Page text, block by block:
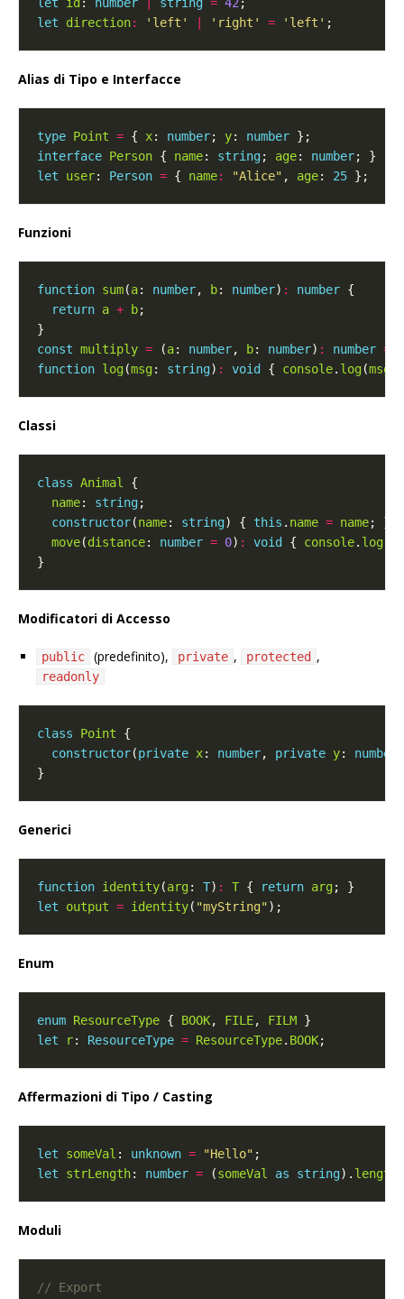
let
direction: 'left' 'right' = 'left'
Alias di Tipo e Interfacce
type Point = { x: number; y: number
interface Person { name: string; age: number
let
user: Person = { name: "Alice" , age: 25
Funzioni
function sum(a: number, b: number) : number
return a + b
const multiply = (a: number, b: number) : number =>
function log(msg: string) : void { console. log(msg
Classi
class Animal
name: string
constructor(name: string) { this . name = name
move(distance: number = 0) : void { console. log
Modificatori di Accesso
public (predefinito), private , protected ,
readonly
class Point
constructor(private x: number, private y: number
Generici
function identity(arg: T) : T { return arg
let
output = identity( "myString"
Enum
enum ResourceType { BOOK, FILE, FILM
let
r: ResourceType = ResourceType. BOOK
Affermazioni di Tipo / Casting
let someVal : unknown = "Hello"
let
strLength: number = (someVal as string). length
Moduli